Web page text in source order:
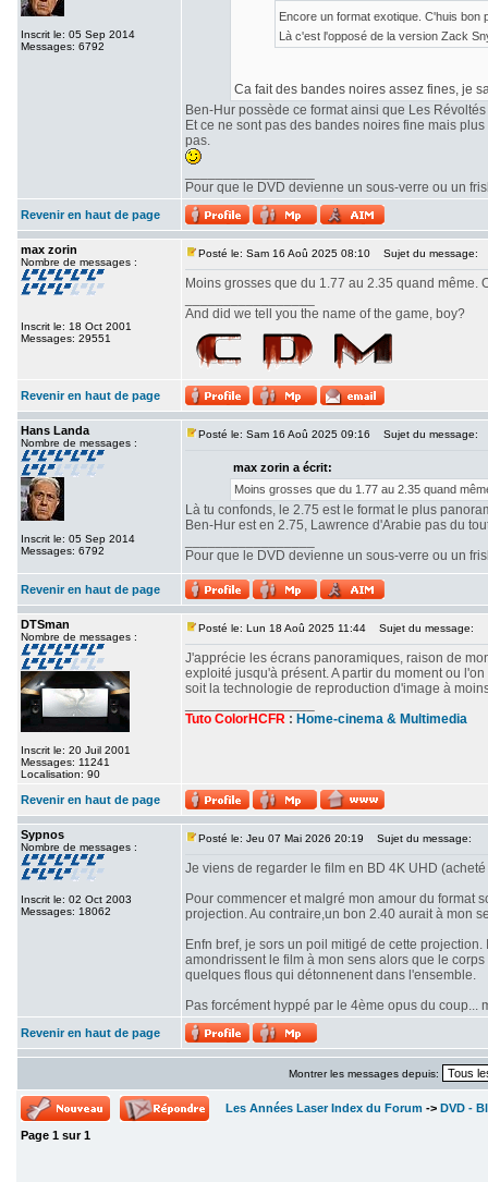
Inscrit le: 05 Sep 2014
Messages: 6792
Encore un format exotique. C'huis
Là c'est l'opposé de la version Zack
Ca fait des bandes noires assez fines, je
Ben-Hur possède ce format ainsi que Les
Et ce ne sont pas des bandes noires fine mais
pas.
Pour que le DVD devienne un sous-verre ou un
Revenir en haut de page
max zorin
Nombre de messages :
Inscrit le: 18 Oct 2001
Messages: 29551
Posté le: Sam 16 Aoû 2025 08:10 Sujet du message:
Moins grosses que du 1.77 au 2.35 quand même.
And did we tell you the name of the game, boy?
Revenir en haut de page
Hans Landa
Nombre de messages :
Inscrit le: 05 Sep 2014
Messages: 6792
Posté le: Sam 16 Aoû 2025 09:16 Sujet du message:
max zorin a écrit:
Moins grosses que du 1.77 au 2.35 quand
Là tu confonds, le 2.75 est le format le plus
Ben-Hur est en 2.75, Lawrence d'Arabie pas du
Pour que le DVD devienne un sous-verre ou un
Revenir en haut de page
DTSman
Nombre de messages :
Inscrit le: 20 Juil 2001
Messages: 11241
Localisation: 90
Posté le: Lun 18 Aoû 2025 11:44 Sujet du message:
J'apprécie les écrans panoramiques, raison de
exploité jusqu'à présent. A partir du moment ou
soit la technologie de reproduction d'image à
Tuto ColorHCFR : Home-cinema & Multimedia
Revenir en haut de page
Sypnos
Nombre de messages :
Inscrit le: 02 Oct 2003
Messages: 18062
Posté le: Jeu 07 Mai 2026 20:19 Sujet du message:
Je viens de regarder le film en BD 4K UHD
Pour commencer et malgré mon amour du format
projection. Au contraire,un bon 2.40 aurait à mon
Enfn bref, je sors un poil mitigé de cette
amondrissent le film à mon sens alors que le
quelques flous qui détonnenent dans l'ensemble.
Pas forcément hyppé par le 4ème opus du
Revenir en haut de page
Montrer les messages depuis:
Les Années Laser Index du Forum -> DVD -
Page 1 sur1